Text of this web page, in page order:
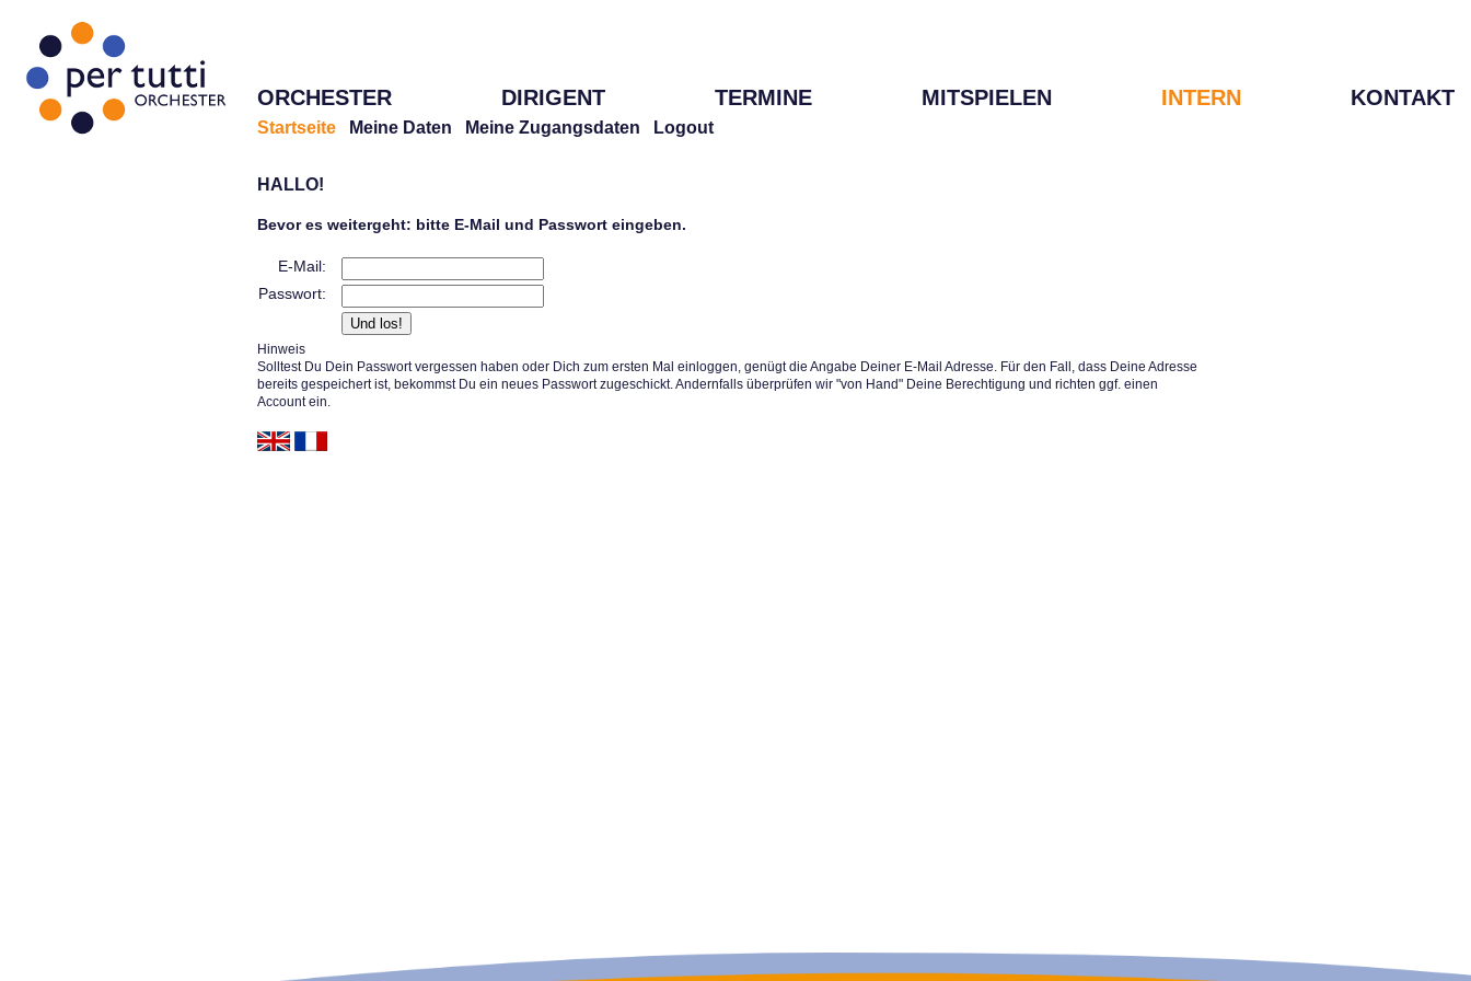
ORCHESTER DIRIGENT TERMINE MITSPIELEN INTERN KONTAKT
Startseite Meine Daten Meine Zugangsdaten Logout
HALLO!
Bevor es weitergeht: bitte E-Mail und Passwort eingeben.
E-Mail:
Passwort:
Hinweis
Solltest Du Dein Passwort vergessen haben oder Dich zum ersten Mal einloggen, genügt die Angabe Deiner E-Mail Adresse. Für den Fall, dass Deine Adresse
bereits gespeichert ist, bekommst Du ein neues Passwort zugeschickt. Andernfalls überprüfen wir "von Hand" Deine Berechtigung und richten ggf. einen
Account ein.